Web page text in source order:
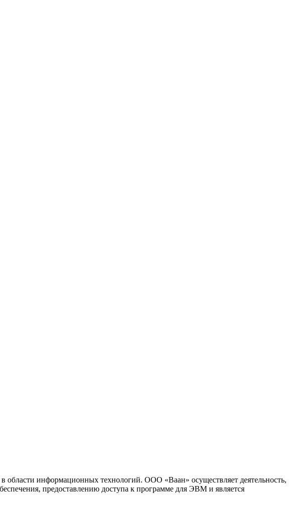
информационных технологий. ООО «Ваан» осуществляет деятельность,
предоставлению доступа к программе для ЭВМ и является